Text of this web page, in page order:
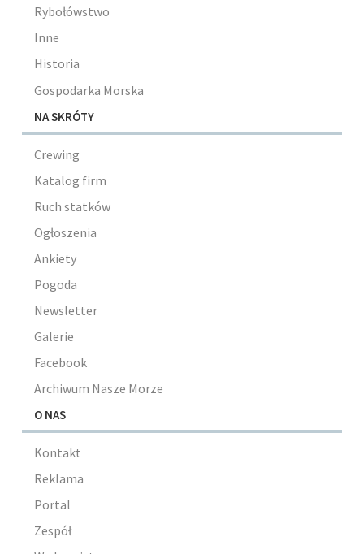
Rybołówstwo
Inne
Historia
Gospodarka Morska
NA SKRÓTY
Crewing
Katalog firm
Ruch statków
Ogłoszenia
Ankiety
Pogoda
Newsletter
Galerie
Facebook
Archiwum Nasze Morze
O NAS
Kontakt
Reklama
Portal
Zespół